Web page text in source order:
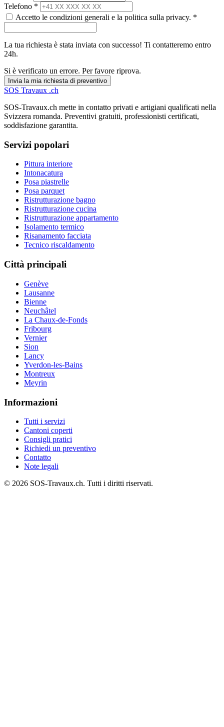
Telefono *
Accetto le condizioni generali e la politica sulla privacy. *
La tua richiesta è stata inviata con successo! Ti contatteremo entro
24h.
Si è verificato un errore. Per favore riprova.
Invia la mia richiesta di preventivo
SOS Travaux .ch
SOS-Travaux.ch mette in contatto privati e artigiani qualificati nella
Svizzera romanda. Preventivi gratuiti, professionisti certificati,
soddisfazione garantita.
Servizi popolari
Pittura interiore
Intonacatura
Posa piastrelle
Posa parquet
Ristrutturazione bagno
Ristrutturazione cucina
Ristrutturazione appartamento
Isolamento termico
Risanamento facciata
Tecnico riscaldamento
Città principali
Genève
Lausanne
Bienne
Neuchâtel
La Chaux-de-Fonds
Fribourg
Vernier
Sion
Lancy
Yverdon-les-Bains
Montreux
Meyrin
Informazioni
Tutti i servizi
Cantoni coperti
Consigli pratici
Richiedi un preventivo
Contatto
Note legali
© 2026 SOS-Travaux.ch. Tutti i diritti riservati.